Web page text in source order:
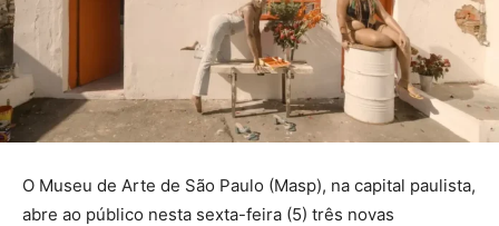
O Museu de Arte de São Paulo (Masp), na capital paulista,
abre ao público nesta sexta-feira (5) três novas